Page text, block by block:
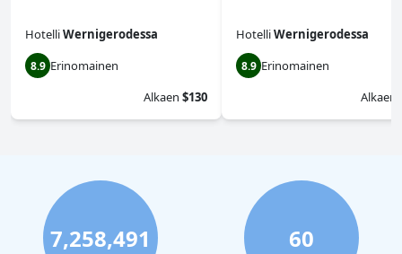
HotelliWernigerodessa
8.9 Erinomainen
Alkaen $130
HotelliWernigerodessa
8.9 Erinomainen
Alkaen
7,258,491 60